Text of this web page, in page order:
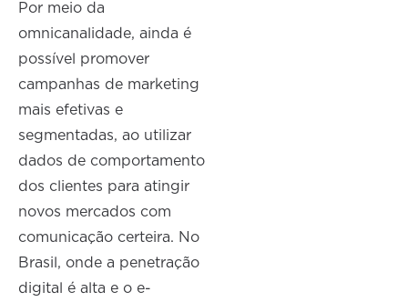
Por meio da
omnicanalidade, ainda é
possível promover
campanhas de marketing
mais efetivas e
segmentadas, ao utilizar
dados de comportamento
dos clientes para atingir
novos mercados com
comunicação certeira. No
Brasil, onde a penetração
digital é alta e o e-